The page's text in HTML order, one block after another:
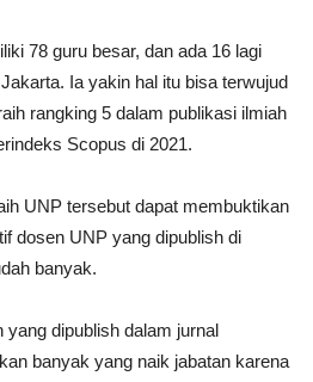
78 guru besar, dan ada 16 lagi
Ia yakin hal itu bisa terwujud
rangking 5 dalam publikasi ilmiah
Scopus di 2021.
UNP tersebut dapat membuktikan
dosen UNP yang dipublish di
banyak.
dipublish dalam jurnal
banyak yang naik jabatan karena